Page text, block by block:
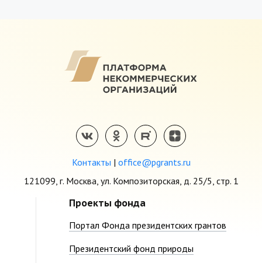
Контакты | office@pgrants.ru
121099, г. Москва, ул. Композиторская, д. 25/5, стр. 1
Проекты фонда
Портал Фонда президентских грантов
Президентский фонд природы